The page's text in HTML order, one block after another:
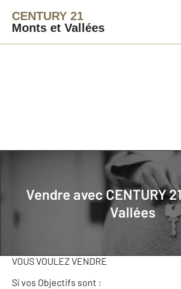
CENTURY 21
Monts et Vallées
Vendre avecCENTURY
Vallées
Vendre mon bien
Pourquoi vendre votre
avec
CENTURY 21 Monts
Demandez votre
VOUS VOULEZ VENDRE
Si vos Objectifs sont :